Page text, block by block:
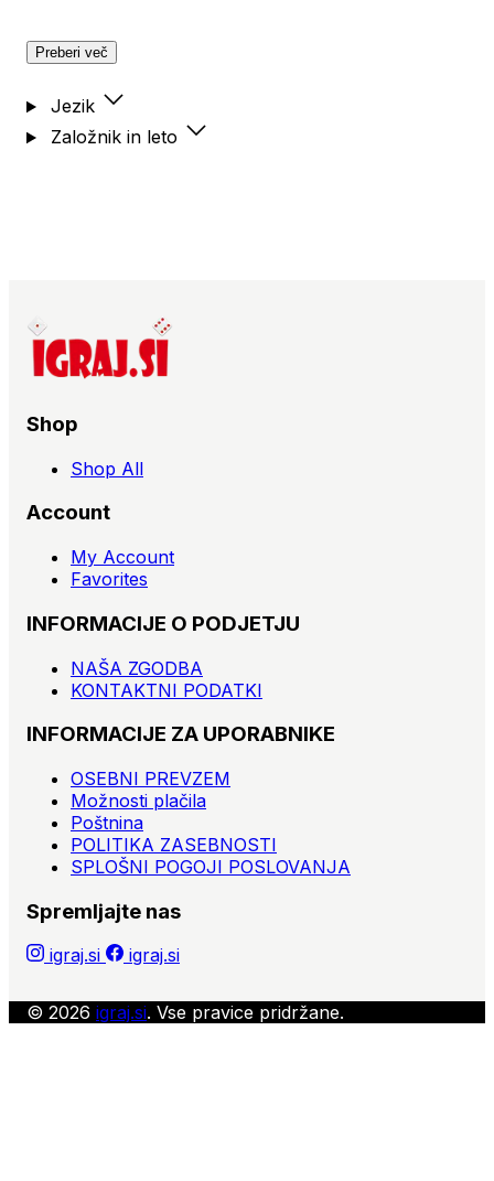
Preberi več
Jezik
Založnik in leto
Shop
Shop All
Account
My Account
Favorites
INFORMACIJE O PODJETJU
NAŠA ZGODBA
KONTAKTNI PODATKI
INFORMACIJE ZA UPORABNIKE
OSEBNI PREVZEM
Možnosti plačila
Poštnina
POLITIKA ZASEBNOSTI
SPLOŠNI POGOJI POSLOVANJA
Spremljajte nas
igraj.si igraj.si
© 2026 igraj.si. Vse pravice pridržane.